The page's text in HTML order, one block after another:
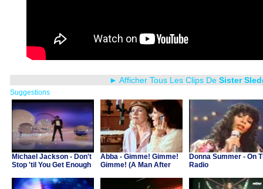
► Afficher Tous Les Clips De Sister
Suggestions
Michael Jackson - Don't
Stop 'til You Get Enough
Abba - Gimme! Gimme!
Gimme! (A Man After
Donna Summer - On
Radio